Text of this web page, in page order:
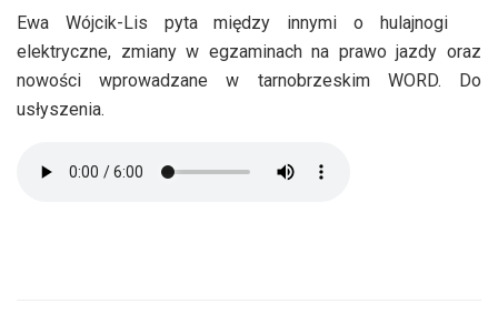
Ewa Wójcik-Lis pyta między innymi o hulajnogi
elektryczne, zmiany w egzaminach na prawo jazdy oraz
nowości wprowadzane w tarnobrzeskim WORD. Do
usłyszenia.